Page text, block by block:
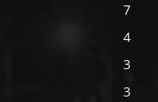
7
4
3
3